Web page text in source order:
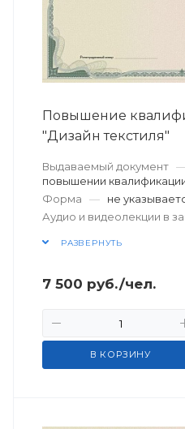
Повышение
"Дизайн текстиля"
Выдаваемый документ
повышении
Форма
—
не
Аудио и видеолекции в
РАЗВЕРНУТЬ
7 500 руб./чел.
В КОРЗИНУ